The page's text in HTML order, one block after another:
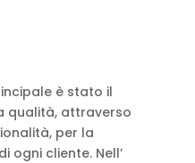
è stato il
qualità, attraverso
per la
ogni cliente. Nell’